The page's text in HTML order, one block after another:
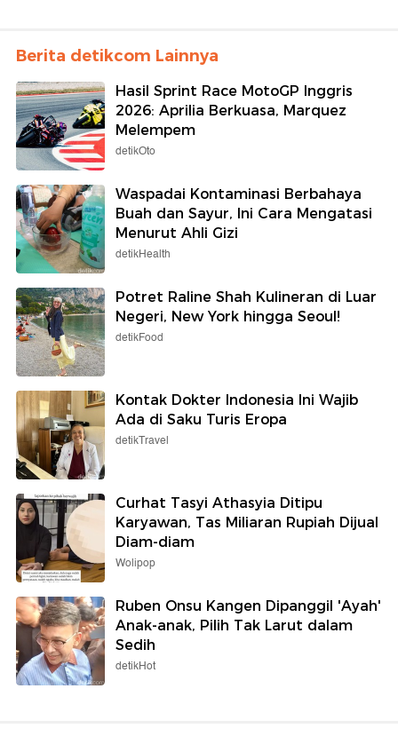
Berita detikcom Lainnya
Hasil Sprint Race MotoGP Inggris
2026: Aprilia Berkuasa, Marquez
Melempem
detikOto
Waspadai Kontaminasi Berbahaya
Buah dan Sayur, Ini Cara Mengatasi
Menurut Ahli Gizi
detikHealth
Potret Raline Shah Kulineran di Luar
Negeri, New York hingga Seoul!
detikFood
Kontak Dokter Indonesia Ini Wajib
Ada di Saku Turis Eropa
detikTravel
Curhat Tasyi Athasyia Ditipu
Karyawan, Tas Miliaran Rupiah Dijual
Diam-diam
Wolipop
Ruben Onsu Kangen Dipanggil 'Ayah'
Anak-anak, Pilih Tak Larut dalam
Sedih
detikHot